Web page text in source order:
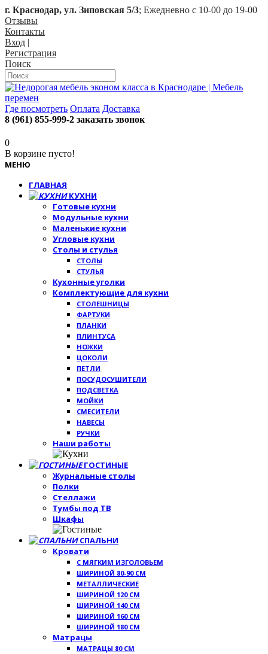
г. Краснодар, ул. Зиповская 5/3; Ежедневно с 10-00 до 19-00
Отзывы
Контакты
Вход |
Регистрация
Поиск
Где посмотреть Оплата Доставка
8 (961) 855-999-2 заказать звонок
0
В корзине пусто!
МЕНЮ
ГЛАВНАЯ
КУХНИ
Готовые кухни
Модульные кухни
Маленькие кухни
Угловые кухни
Столы и стулья
СТОЛЫ
СТУЛЬЯ
Кухонные уголки
Комплектующие для кухни
СТОЛЕШНИЦЫ
ФАРТУКИ
ПЛАНКИ
ПЛИНТУСА
НОЖКИ
ЦОКОЛИ
ПЕТЛИ
ПОСУДОСУШИТЕЛИ
ПОДСВЕТКА
МОЙКИ
СМЕСИТЕЛИ
НАВЕСЫ
РУЧКИ
Наши работы
ГОСТИНЫЕ
Журнальные столы
Полки
Стеллажи
Тумбы под ТВ
Шкафы
СПАЛЬНИ
Кровати
С МЯГКИМ ИЗГОЛОВЬЕМ
ШИРИНОЙ 80-90 СМ
МЕТАЛЛИЧЕСКИЕ
ШИРИНОЙ 120 СМ
ШИРИНОЙ 140 СМ
ШИРИНОЙ 160 СМ
ШИРИНОЙ 180 СМ
Матрацы
МАТРАЦЫ 80 СМ